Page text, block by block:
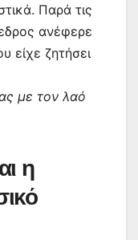
Παρά τις
ανέφερε
είχε ζητήσει
με τον λαό
η